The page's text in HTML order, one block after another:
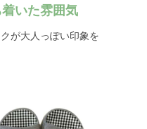
いた雰囲気
が大人っぽい印象を